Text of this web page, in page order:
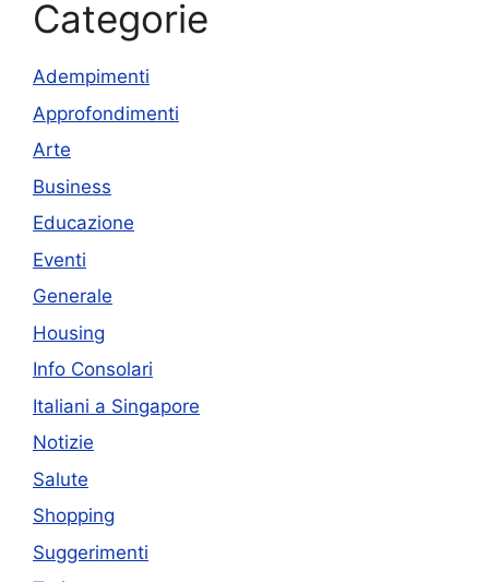
Categorie
Adempimenti
Approfondimenti
Arte
Business
Educazione
Eventi
Generale
Housing
Info Consolari
Italiani a Singapore
Notizie
Salute
Shopping
Suggerimenti